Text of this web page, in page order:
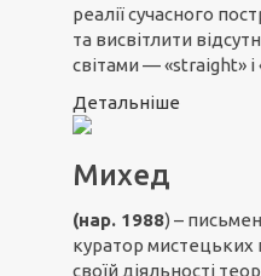
реалії сучасного
та висвітлити
світами — «straight» і
Детальніше
Михед
(нар. 1988) –
куратор мистецьких
своїй діяльності